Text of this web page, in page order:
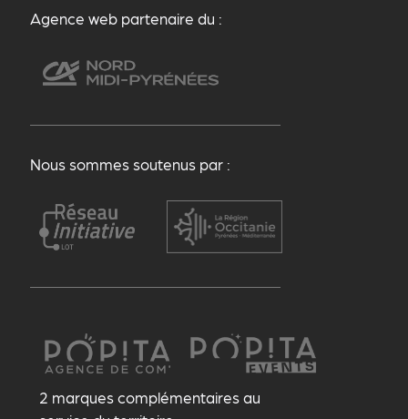
Agence web partenaire du :
Nous sommes soutenus par :
2 marques complémentaires au